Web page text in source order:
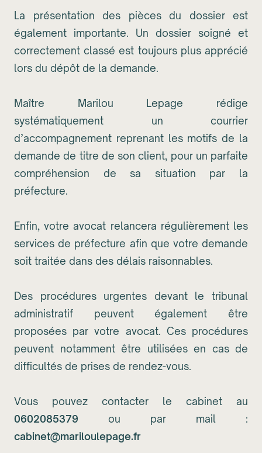
La présentation des pièces du dossier est
également importante. Un dossier soigné et
correctement classé est toujours plus apprécié
lors du dépôt de la demande.
Maître Marilou Lepage rédige
systématiquement un courrier
d’accompagnement reprenant les motifs de la
demande de titre de son client, pour un parfaite
compréhension de sa situation par la
préfecture.
Enfin, votre avocat relancera régulièrement les
services de préfecture afin que votre demande
soit traitée dans des délais raisonnables.
Des procédures urgentes devant le tribunal
administratif peuvent également être
proposées par votre avocat. Ces procédures
peuvent notamment être utilisées en cas de
difficultés de prises de rendez-vous.
Vous pouvez contacter le cabinet au
0602085379 ou par mail :
cabinet@mariloulepage.fr